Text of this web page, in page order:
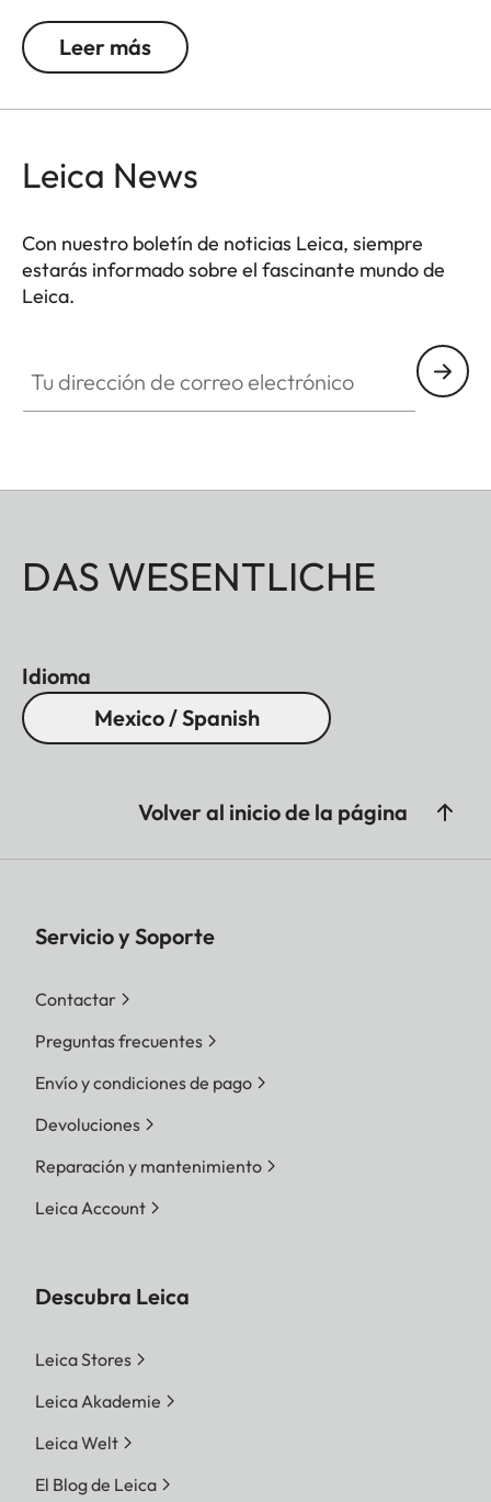
una rosca de 1/4″ para montar en un tripié.
Leer más
Leica News
Con nuestro boletín de noticias Leica, siempre
estarás informado sobre el fascinante mundo de
Leica.
DAS WESENTLICHE
Idioma
Mexico / Spanish
Volver al inicio de la página
Servicio y Soporte
Contactar
Preguntas frecuentes
Envío y condiciones de pago
Devoluciones
Reparación y mantenimiento
Leica Account
Descubra Leica
Leica Stores
Leica Akademie
Leica Welt
El Blog de Leica